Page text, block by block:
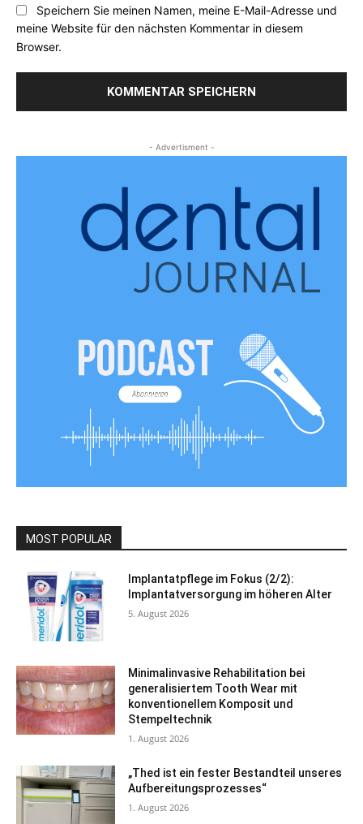
Speichern Sie meinen Namen, meine E-Mail-Adresse und
meine Website für den nächsten Kommentar in diesem
Browser.
- Advertisment -
MOST POPULAR
Implantatpflege im Fokus (2/2):
Implantatversorgung im höheren Alter
5. August 2026
Minimalinvasive Rehabilitation bei
generalisiertem Tooth Wear mit
konventionellem Komposit und
Stempeltechnik
1. August 2026
„Thed ist ein fester Bestandteil unseres
Aufbereitungsprozesses“
1. August 2026